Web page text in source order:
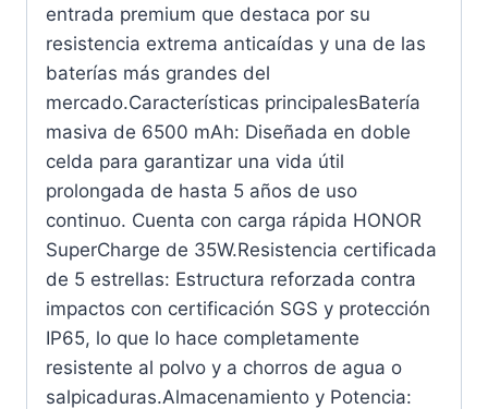
entrada premium que destaca por su
resistencia extrema anticaídas y una de las
baterías más grandes del
mercado.Características principalesBatería
masiva de 6500 mAh: Diseñada en doble
celda para garantizar una vida útil
prolongada de hasta 5 años de uso
continuo. Cuenta con carga rápida HONOR
SuperCharge de 35W.Resistencia certificada
de 5 estrellas: Estructura reforzada contra
impactos con certificación SGS y protección
IP65, lo que lo hace completamente
resistente al polvo y a chorros de agua o
salpicaduras.Almacenamiento y Potencia: